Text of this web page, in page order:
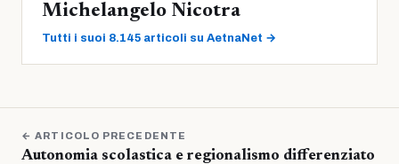
Michelangelo Nicotra
Tutti i suoi 8.145 articoli su AetnaNet →
← ARTICOLO PRECEDENTE
Autonomia scolastica e regionalismo differenziato